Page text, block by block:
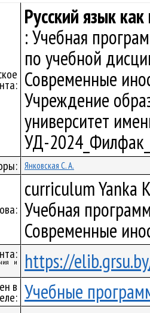
Русский язык
: Учебная
по учебной
Современные
Учреждение
университет
УД-
Янковская С. А.
curriculum Yanka
Учебная
Современные
и https://
в Учебные